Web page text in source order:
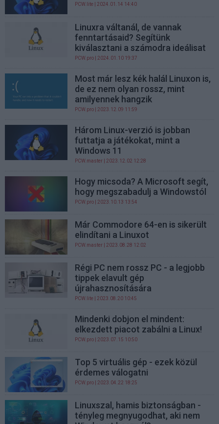
PCW.lite | 2024.01.14 14:40
Linuxra váltanál, de vannak
fenntartásaid? Segítünk
kiválasztani a számodra ideálisat
PCW.pro | 2024.01.10 19:37
Most már lesz kék halál Linuxon is,
de ez nem olyan rossz, mint
amilyennek hangzik
PCW.pro | 2023.12.09 11:59
Három Linux-verzió is jobban
futtatja a játékokat, mint a
Windows 11
PCW.master | 2023.12.02 12:28
Hogy micsoda? A Microsoft segít,
hogy megszabadulj a Windowstól
PCW.pro | 2023.10.13 13:54
Már Commodore 64-en is sikerült
elindítani a Linuxot
PCW.master | 2023.08.28 12:02
Régi PC nem rossz PC - a legjobb
tippek elavult gép
újrahasznosítására
PCW.lite | 2023.08.20 10:45
Mindenki dobjon el mindent:
elkezdett piacot zabálni a Linux!
PCW.pro | 2023.07.15 10:50
Top 5 virtuális gép - ezek közül
érdemes válogatni
PCW.pro | 2023.04.22 18:25
Linuxszal, hamis biztonságban -
tényleg megnyugodhat, aki nem